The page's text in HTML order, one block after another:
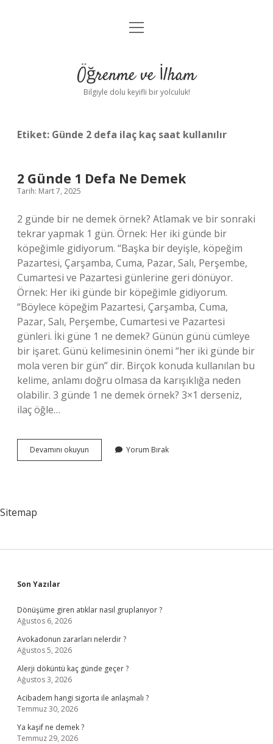
Anasayfa
Yasal Uyarı
menüyü
Öğrenme ve İlham
Bilgiyle dolu keyifli bir yolculuk!
Etiket: Günde 2 defa ilaç kaç saat kullanılır
2 Günde 1 Defa Ne Demek
Tarih: Mart 7, 2025
2 günde bir ne demek örnek? Atlamak ve bir sonraki
tekrar yapmak 1 gün. Örnek: Her iki günde bir
köpeğimle gidiyorum. “Başka bir deyişle, köpeğim
Pazartesi, Çarşamba, Cuma, Pazar, Salı, Perşembe,
Cumartesi ve Pazartesi günlerine geri dönüyor.
Örnek: Her iki günde bir köpeğimle gidiyorum.
“Böylece köpeğim Pazartesi, Çarşamba, Cuma,
Pazar, Salı, Perşembe, Cumartesi ve Pazartesi
günleri. İki güne 1 ne demek? Günün günü cümleye
bir işaret. Günü kelimesinin önemi “her iki günde bir
mola veren bir gün” dir. Birçok konuda kullanılan bu
kelime, anlamı doğru olmasa da karışıklığa neden
olabilir. 3 günde 1 ne demek örnek? 3×1 derseniz,
ilaç öğle…
Devamını okuyun
Günde
Yorum Bırak
Sitemap
Sidebar
Son Yazılar
Dönüşüme giren atıklar nasıl gruplanıyor ?
Ağustos 6, 2026
Avokadonun zararları nelerdir ?
Ağustos 5, 2026
Alerji döküntü kaç günde geçer ?
Ağustos 3, 2026
Acibadem hangi sigorta ile anlaşmalı ?
Temmuz 30, 2026
Ya kaşif ne demek ?
Temmuz 29, 2026